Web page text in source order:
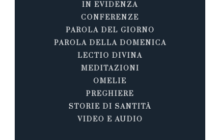
IN EVIDENZA
CONFERENZE
PAROLA DEL GIORNO
PAROLA DELLA DOMENICA
LECTIO DIVINA
MEDITAZIONI
OMELIE
PREGHIERE
STORIE DI SANTITÀ
VIDEO E AUDIO